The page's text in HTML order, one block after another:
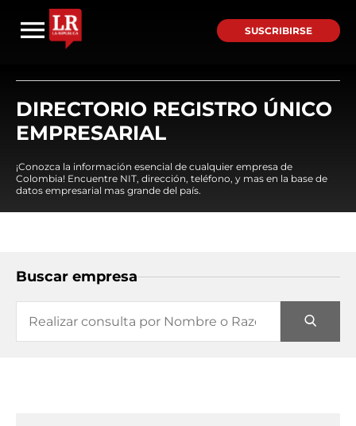
SUSCRIBIRSE
DIRECTORIO REGISTRO ÚNICO
EMPRESARIAL
¡Conozca la información esencial de cualquier empresa de
Colombia! Encuentre NIT, dirección, teléfono, y mas en la base de
datos empresarial mas grande del país.
Buscar empresa